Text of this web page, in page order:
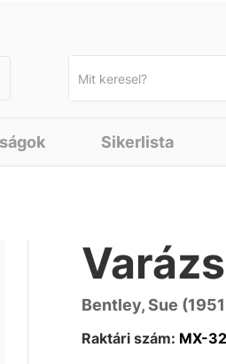
Sikerlista
Bentley, Sue
Raktári szám: MX-